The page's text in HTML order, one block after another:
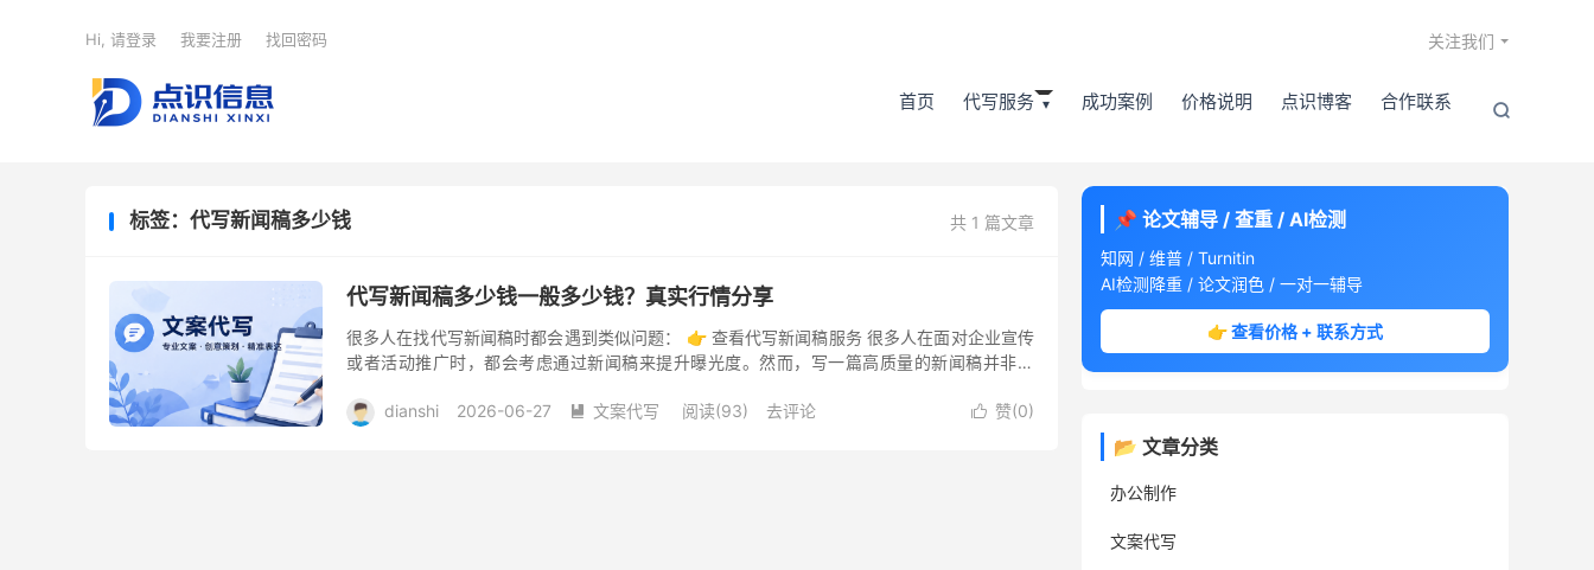
首页 代写服务 成功案例 价格说明 点识博客 合作联系 
关注我们
Hi, 请登录 我要注册 找回密码
共 1 篇文章
标签：代写新闻稿多少钱
代写新闻稿多少钱一般多少钱？真实行情分享
很多人在找代写新闻稿时都会遇到类似问题： 👉 查看代写新闻稿服务 很多人在面对企业宣传
或者活动推广时，都会考虑通过新闻稿来提升曝光度。然而，写一篇高质量的新闻稿并非易
 赞(0)
dianshi 2026-06-27  文案代写 阅读(93) 去评论
📌 论文辅导 / 查重 / AI检测
知网 / 维普 / Turnitin
AI检测降重 / 论文润色 / 一对一辅导
👉 查看价格 + 联系方式
📂 文章分类
办公制作
文案代写